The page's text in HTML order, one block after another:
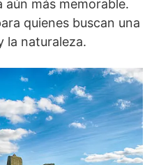
aún más memorable.
quienes buscan una
la naturaleza.